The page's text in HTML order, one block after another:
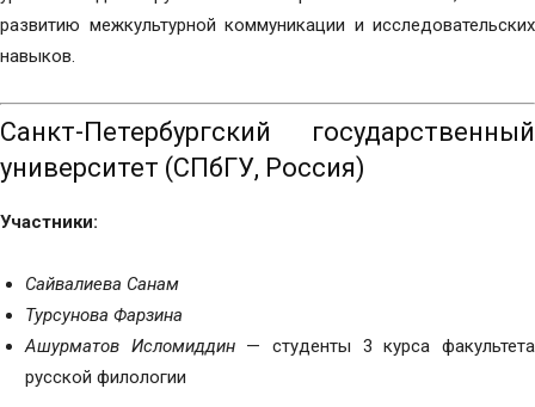
развитию межкультурной коммуникации и исследовательских
навыков.
Санкт-Петербургский государственный
университет (СПбГУ, Россия)
Участники:
Сайвалиева Санам
Турсунова Фарзина
Ашурматов Исломиддин— студенты 3 курса факультета
русской филологии